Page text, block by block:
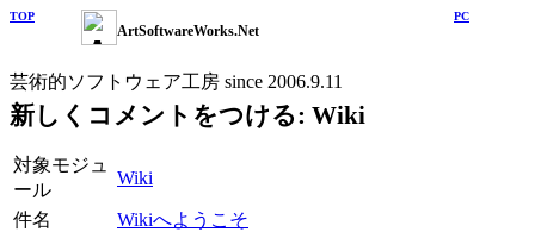
TOP PC
ArtSoftwareWorks.Net
芸術的ソフトウェア工房 since 2006.9.11
新しくコメントをつける: Wiki
対象モジュ
ール
Wiki
件名 Wikiへようこそ